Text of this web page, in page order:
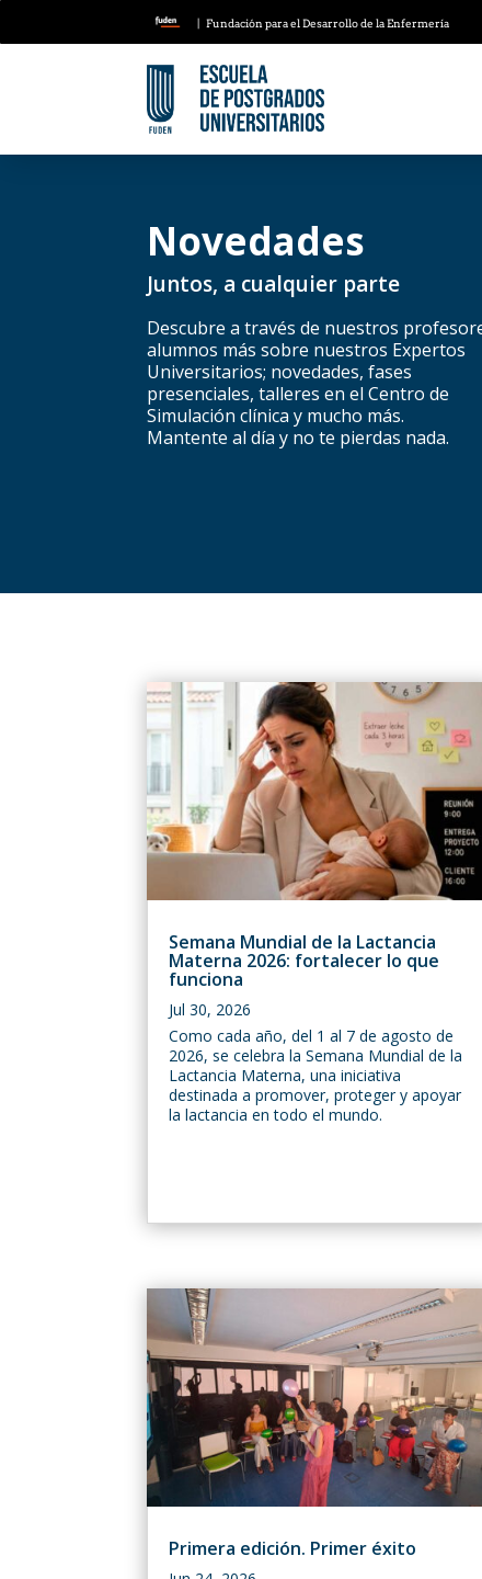
| Fundación para el Desarrollo de la Enfermería
Novedades
Juntos, a cualquier parte
Descubre a través de nuestros
alumnos más sobre nuestros Expertos
Universitarios; novedades, fases
presenciales, talleres en el Centro de
Simulación clínica y mucho más.
Mantente al día y no te pierdas nada.
Semana Mundial de la Lactancia
Materna 2026: fortalecer lo que
funciona
Jul 30, 2026
Como cada año, del 1 al 7 de agosto de
2026, se celebra la Semana Mundial de la
Lactancia Materna, una iniciativa
destinada a promover, proteger y apoyar
la lactancia en todo el mundo.
Primera edición. Primer éxito